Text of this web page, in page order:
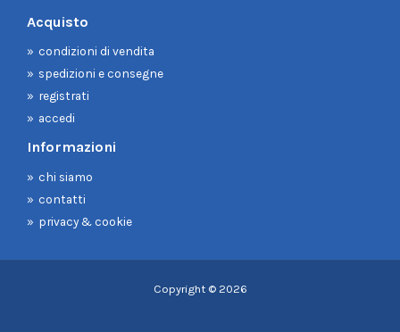
Acquisto
condizioni di vendita
spedizioni e consegne
registrati
accedi
Informazioni
chi siamo
contatti
privacy & cookie
Copyright © 2026